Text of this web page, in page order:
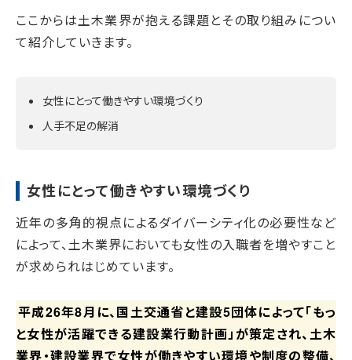
ここからは土木業界が抱える課題とその取り組みについ
て紹介していきます。
女性にとって働きやすい環境づくり
人手不足の解消
女性にとって働きやすい環境づくり
近年の多角的視点によるダイバーシティ化の必要性など
によって、土木業界においても女性の入職者を増やすこと
が求められはじめています。
平成26年8月に、国土交通省と建設5団体によって「もっ
と女性が活躍できる建設業行動計画」が策定され、土木
業界・建設業界で女性が働きやすい環境や制度の整備、